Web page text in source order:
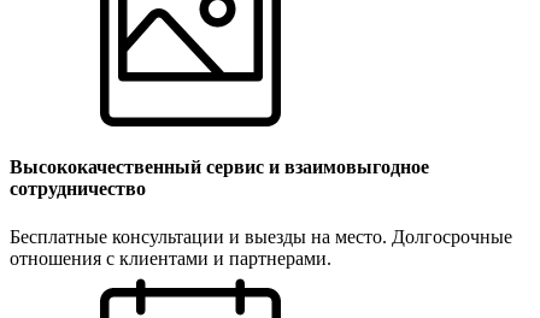
Высококачественный сервис и взаимовыгодное
сотрудничество
Бесплатные консультации и выезды на место. Долгосрочные
отношения с клиентами и партнерами.